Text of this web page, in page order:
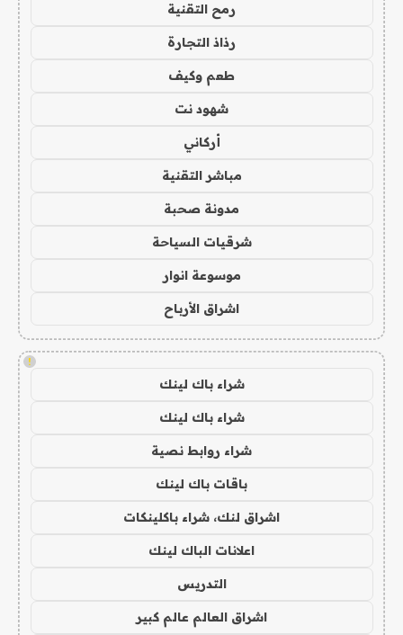
رمح التقنية
رذاذ التجارة
طعم وكيف
شهود نت
أركاني
مباشر التقنية
مدونة صحبة
شرقيات السياحة
موسوعة انوار
اشراق الأرباح
!
شراء باك لينك
شراء باك لينك
شراء روابط نصية
باقات باك لينك
اشراق لنك، شراء باكلينكات
اعلانات الباك لينك
التدريس
اشراق العالم عالم كبير